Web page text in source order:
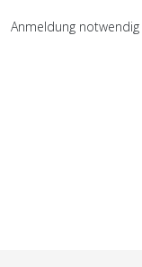
Anmeldung